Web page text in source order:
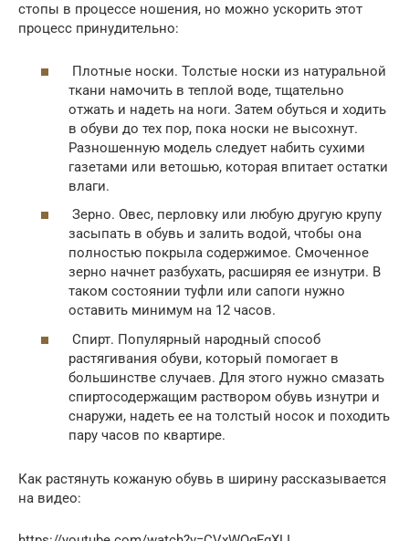
стопы в процессе ношения, но можно ускорить этот
процесс принудительно:
Плотные носки. Толстые носки из натуральной
ткани намочить в теплой воде, тщательно
отжать и надеть на ноги. Затем обуться и ходить
в обуви до тех пор, пока носки не высохнут.
Разношенную модель следует набить сухими
газетами или ветошью, которая впитает остатки
влаги.
Зерно. Овес, перловку или любую другую крупу
засыпать в обувь и залить водой, чтобы она
полностью покрыла содержимое. Смоченное
зерно начнет разбухать, расширяя ее изнутри. В
таком состоянии туфли или сапоги нужно
оставить минимум на 12 часов.
Спирт. Популярный народный способ
растягивания обуви, который помогает в
большинстве случаев. Для этого нужно смазать
спиртосодержащим раствором обувь изнутри и
снаружи, надеть ее на толстый носок и походить
пару часов по квартире.
Как растянуть кожаную обувь в ширину рассказывается
на видео: